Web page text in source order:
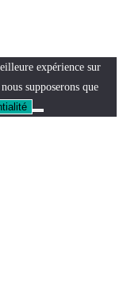
expérience sur
supposerons que